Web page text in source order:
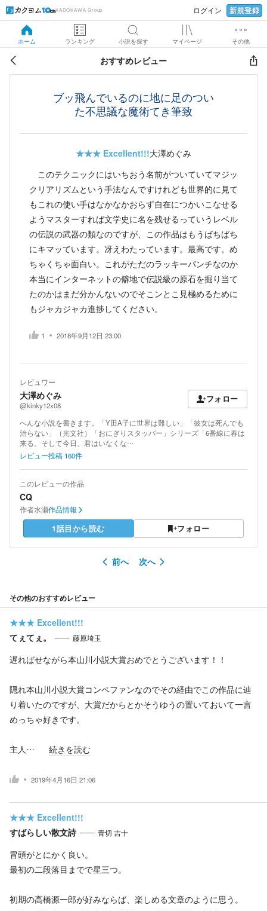
KADOKAWA Group ログイン 新規登録
ホーム ランキング 小説を探す マイページ その他
おすすめレビュー
ブッ飛んでいるのに地に足のつい
た不思議な魔術てき筆致
★★★ Excellent!!!大澤めぐみ
このテクニックにはいちおう名前がついていてマジッ
クリアリズムという手法なんですけれども世界的に見て
もこれの使い手はなかなかおらず自在につかいこなせる
ようマスターすれば文学史に名を残せるっていうレベル
の伝説の武器の類なのですが、この作品はもうばちばち
にキマッています。冴えわたっています。最高です。め
ちゃくちゃ面白い。これがただのラッキーパンチなのか
本当にインターネットの僻地で伝説級の原石を掘り当て
たのかはまだ分かんないのでそこンとこ見極めるために
もジャカジャカ進捗してください。
1 2018年9月12日 23:00
レビュワー
大澤めぐみ
@kinky12x08
フォロー
へんな小説を書きます。「Y田A子に世界は難しい」「彼女は死んでも
治らない」（光文社）「おにぎりスタッバー」シリーズ「6番線に春は
来る。そして今日、君はいなくな…
レビュー投稿 160件
このレビューの作品
CQ
作者水瀬作品情報
1話目から読む フォロー
前へ 次へ
その他のおすすめレビュー
★★★ Excellent!!!
てぇてぇ。
藤原埼玉
遅ればせながら本山川小説大賞おめでとうございます！！
隠れ本山川小説大賞コンペファンなのでその経由でこの作品に辿
り着いたのですが、大賞だからとかそうゆうの置いておいて一言
めっちゃ好きです。
主人… 続きを読む
2019年4月16日 21:06
★★★ Excellent!!!
すばらしい散文詩
青切 吉十
冒頭がとにかく良い。
最初の二段落目までで星三つ。
初期の高橋源一郎が好みならば、楽しめる文章のように思う。